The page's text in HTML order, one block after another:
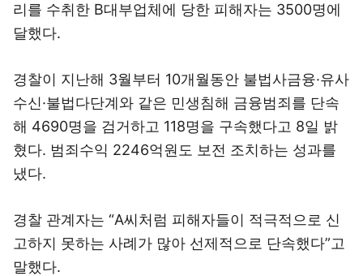
리를 수취한 B대부업체에 당한 피해자는 3500명에
달했다.
경찰이 지난해 3월부터 10개월동안 불법사금융·유사
수신·불법다단계와 같은 민생침해 금융범죄를 단속
해 4690명을 검거하고 118명을 구속했다고 8일 밝
혔다. 범죄수익 2246억원도 보전 조치하는 성과를
냈다.
경찰 관계자는 “A씨처럼 피해자들이 적극적으로 신
고하지 못하는 사례가 많아 선제적으로 단속했다”고
말했다.